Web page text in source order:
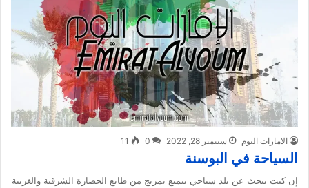
الامارات اليوم سبتمبر 28, 2022 0
11
السياحة في البوسنة
إن كنت تبحث عن بلد سياحي يتمتع بمزيج من طابع الحضارة الشرقية والغربية